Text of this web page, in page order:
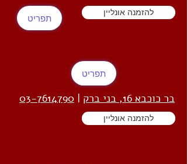
תפריט
להזמנה אונליין
תפריט
בר כוכבא 16, בני ברק |
03-7614790
להזמנה אונליין